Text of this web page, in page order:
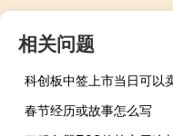
相关问题
春节经历或故事怎么写